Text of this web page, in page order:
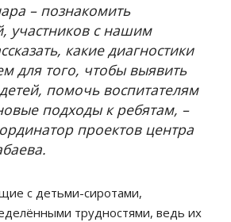
– познакомить
участников с нашим
какие диагностики
для того, чтобы выявить
помочь воспитателям
подходы к ребятам, –
проектов центра
с детьми-сиротами,
трудностями, ведь их